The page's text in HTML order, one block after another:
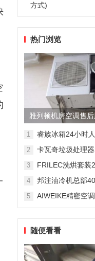
方式)
热门浏览
雅列顿机房空调售
雅列顿机房空调售
1
睿族冰箱24小时
2
卡瓦奇垃圾处理
是多少？)
3
FRILEC洗烘套装
少？)
4
邦注油冷机总部
5
AIWEIKE精密空
随便看看